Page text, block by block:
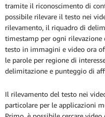
tramite il riconoscimento di
possibile rilevare il testo nei
rilevamento, il riquadro di
timestamp per ogni
testo in immagini e video ora
le parole per regione di
delimitazione e punteggio di
Il rilevamento del testo nei
particolare per le applicazioni